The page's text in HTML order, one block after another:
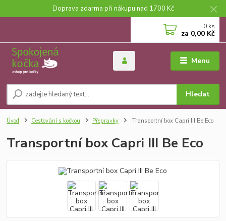
Doprava zdarma při nákupu nad 1700 Kč
Menu
Hledat
0 ks
za 0,00 Kč
Úvod Cestování s kočkou Přepravky Transportní box Capri III Be Eco
Transportní box Capri III Be Eco